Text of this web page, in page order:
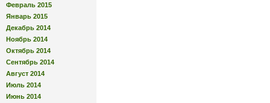
Февраль 2015
Январь 2015
Декабрь 2014
Ноябрь 2014
Октябрь 2014
Сентябрь 2014
Август 2014
Июль 2014
Июнь 2014